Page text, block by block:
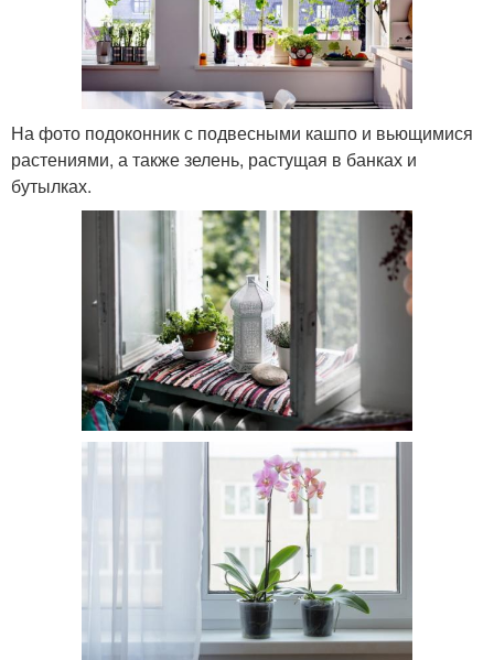
На фото подоконник с подвесными кашпо и вьющимися
растениями, а также зелень, растущая в банках и
бутылках.